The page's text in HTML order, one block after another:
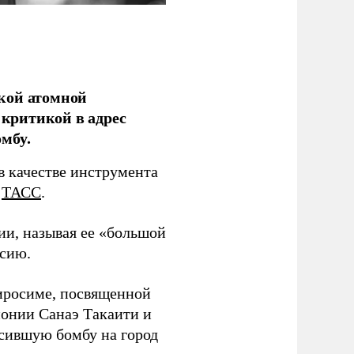
атомной
в адрес
инструмента
ТАСС.
называя ее «большой
посвященной
Санаэ Такаити и
бомбу на город